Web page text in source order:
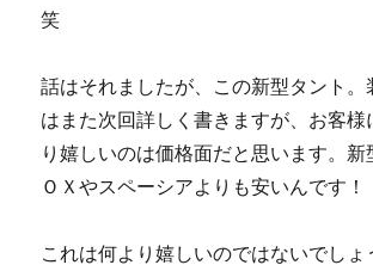
笑
話はそれましたが、この新型タント。
はまた次回詳しく書きますが、お客様
り嬉しいのは価格面だと思います。新
ＯＸやスペーシアよりも安いんです！
これは何より嬉しいのではないでしょ